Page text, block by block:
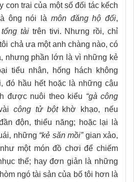
con trai của một số đối tác kếch
ông nói là môn đăng hộ đối,
tổng tài trên tivi. Nhưng rồi, chỉ
chả ưa một anh chàng nào, có
nhưng phần lớn là vì những kẻ
tiểu nhân, hống hách không
đó hầu hết hoặc là những cậu
được nuôi theo kiểu “gà công
công tử bộtkhờ khạo, nếu
độn, thiểu năng; hoặc lại là
những “kẻ săn mồi”gian xảo,
một món đồ chơi để chiếm
thể; hay đơn giản là những
ngó tài sản của bố tôi hơn là